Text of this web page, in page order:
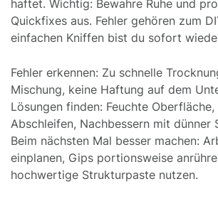
haftet. Wichtig: Bewahre Ruhe und
Quickfixes aus. Fehler gehören zum
einfachen Kniffen bist du sofort
Fehler erkennen: Zu schnelle
Mischung, keine Haftung auf dem
Lösungen finden: Feuchte
Abschleifen, Nachbessern mit dünner
Beim nächsten Mal besser machen:
einplanen, Gips portionsweise
hochwertige Strukturpaste nutzen.